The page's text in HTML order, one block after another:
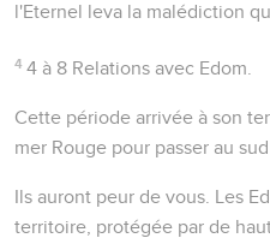
l'Eternel leva la malédiction
4 4 à 8 Relations avec Edom.
Cette période arrivée à son
mer Rouge pour passer au
Ils auront peur de vous . Les
territoire, protégée par de